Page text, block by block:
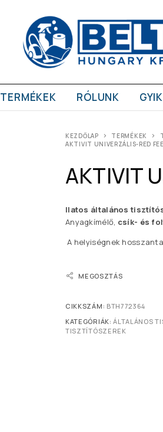
TERMÉKEK RÓLUNK GYIK
KEZDŐLAP TERMÉKEK
AKTIVIT UNIVERZÁLIS-RED
AKTIVIT
llatos általános
Anyagkímélő, csík- és
A helyiségnek
MEGOSZTÁS
CIKKSZÁM: BTH772364
KATEGÓRIÁK:ÁLTALÁNOS
TISZTÍTÓSZEREK